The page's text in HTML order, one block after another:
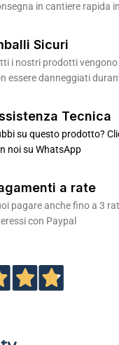
in cantiere rapida
Sicuri
i nostri prodotti
essere danneggiati
Tecnica
su questo prodotto?
noi su WhatsApp
a rate
pagare anche fino a 3
con Paypal